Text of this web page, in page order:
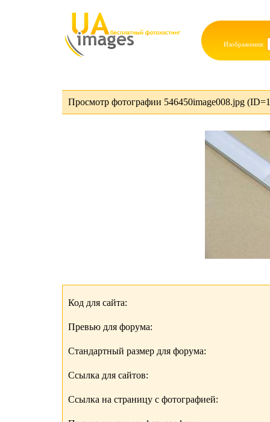
Изображения:
Просмотр фотографии 546450image008.jpg
Код для сайта:
Превью для форума:
Стандартный размер для форума:
Ссылка для сайтов:
Ссылка на страницу с фотографией: